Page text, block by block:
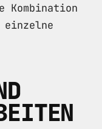
Kombination